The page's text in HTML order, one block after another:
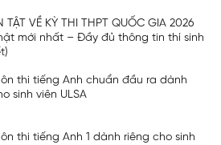
TẬT VỀ KỲ THI THPT QUỐC GIA 2026
mới nhất – Đầy đủ thông tin thí sinh
ôn thi tiếng Anh chuẩn đầu ra dành
sinh viên ULSA
ôn thi tiếng Anh 1 dành riêng cho sinh